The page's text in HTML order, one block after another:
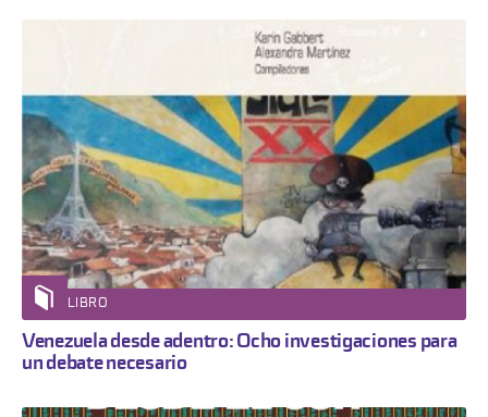
LIBRO
Venezuela desde adentro: Ocho investigaciones para
un debate necesario